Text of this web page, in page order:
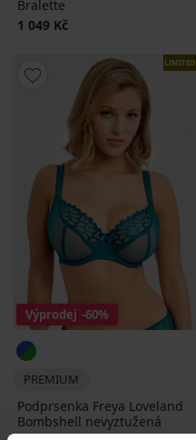
Bralette
1 049 Kč
LIMITED
Výprodej -60%
PREMIUM
Podprsenka Freya Loveland
Bombshell nevyztužená